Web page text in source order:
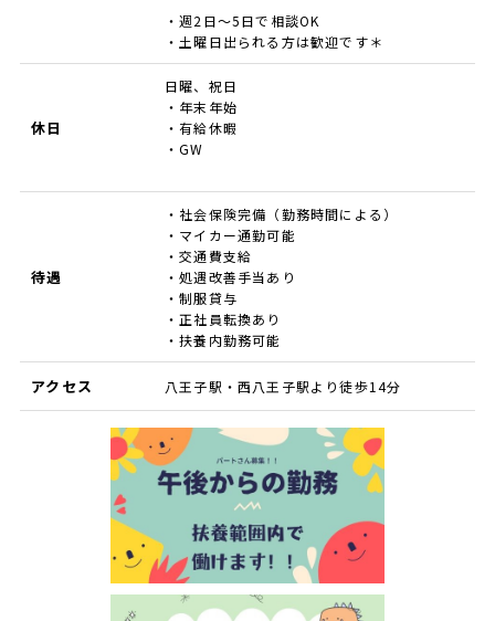
・週2日～5日で相談OK
・土曜日出られる方は歓迎です＊
休日
日曜、祝日
・年末年始
・有給休暇
・GW
待遇
・社会保険完備（勤務時間による）
・マイカー通勤可能
・交通費支給
・処遇改善手当あり
・制服貸与
・正社員転換あり
・扶養内勤務可能
アクセス 八王子駅・西八王子駅より徒歩14分